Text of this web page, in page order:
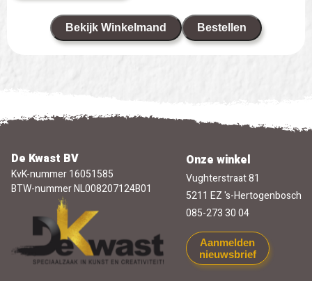
Bekijk Winkelmand Bestellen
De Kwast BV
KvK-nummer 16051585
BTW-nummer NL008207124B01
Onze winkel
Vughterstraat 81
5211 EZ 's-Hertogenbosch
085-273 30 04
Aanmelden
nieuwsbrief